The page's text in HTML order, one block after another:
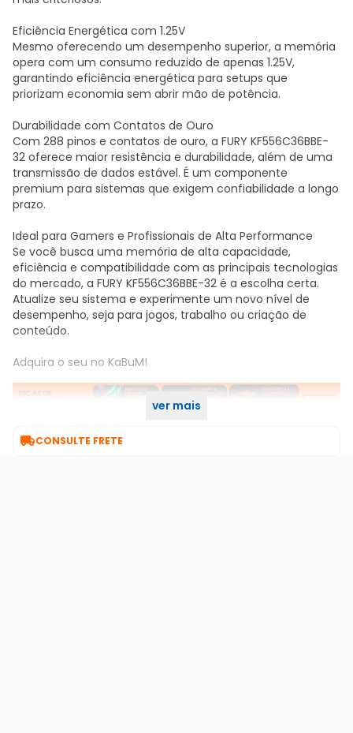
Eficiência Energética com 1.25V
Mesmo oferecendo um desempenho superior, a memória
opera com um consumo reduzido de apenas 1.25V,
garantindo eficiência energética para setups que
priorizam economia sem abrir mão de potência.
Durabilidade com Contatos de Ouro
Com 288 pinos e contatos de ouro, a FURY KF556C36BBE-
32 oferece maior resistência e durabilidade, além de uma
transmissão de dados estável. É um componente
premium para sistemas que exigem confiabilidade a longo
prazo.
Ideal para Gamers e Profissionais de Alta Performance
Se você busca uma memória de alta capacidade,
eficiência e compatibilidade com as principais tecnologias
do mercado, a FURY KF556C36BBE-32 é a escolha certa.
Atualize seu sistema e experimente um novo nível de
desempenho, seja para jogos, trabalho ou criação de
conteúdo.
Adquira o seu no KaBuM!
ver mais
CONSULTE FRETE